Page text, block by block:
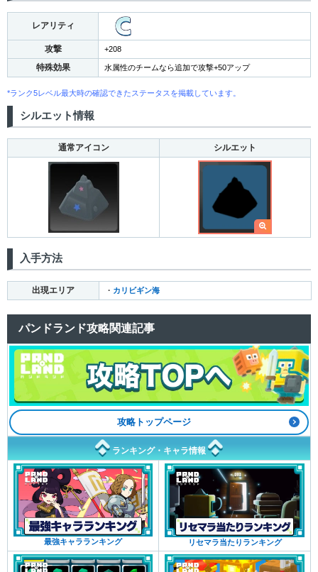
レアリティ
攻撃 +208
特殊効果 水属性のチームなら追加で攻撃+50アップ
*ランク5レベル最大時の確認できたステータスを掲載しています。
シルエット情報
通常アイコン シルエット
入手方法
出現エリア ・ カリビギン海
パンドランド攻略関連記事
攻略トップページ
ランキング・キャラ情報
最強キャラランキング リセマラ当たりランキング